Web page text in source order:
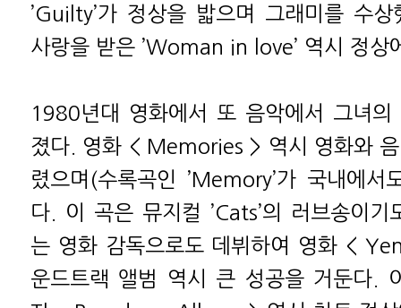
’Guilty’가 정상을 밟으며 그래미를 수
사랑을 받은 ’Woman in love’ 역시 정상
1980년대 영화에서 또 음악에서 그녀의
졌다. 영화 < Memories > 역시 영화와
렸으며(수록곡인 ’Memory’가 국내에
다. 이 곡은 뮤지컬 ’Cats’의 러브송이
는 영화 감독으로도 데뷔하여 영화 <
운드트랙 앨범 역시 큰 성공을 거둔다.